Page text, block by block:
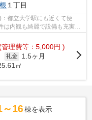
１丁目
都立大学駅にも近くて便
内観も綺麗で設備も充実し
管理費等：5,000円 )
礼金
1.5ヶ月
㎡
～16 棟を表示